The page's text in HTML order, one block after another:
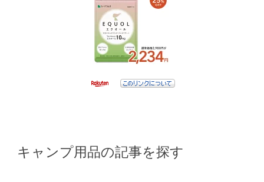
キャンプ用品の記事を探す